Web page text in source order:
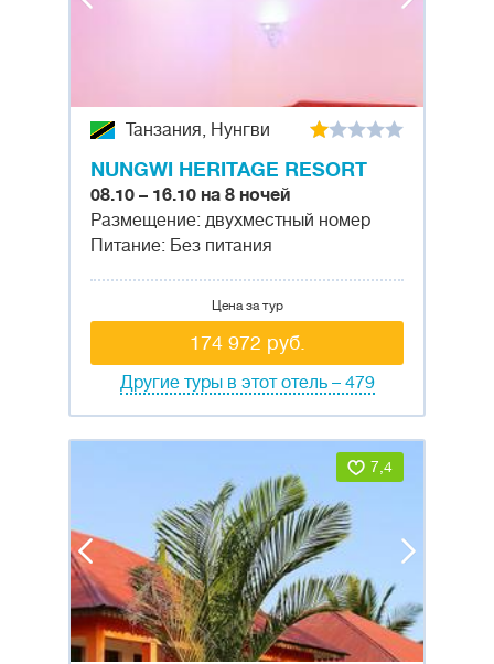
Танзания, Нунгви
NUNGWI HERITAGE RESORT
08.10 – 16.10 на 8 ночей
Размещение: двухместный номер
Питание: Без питания
Другие туры в этот отель – 479
Цена за тур
174 972 руб.
7,4